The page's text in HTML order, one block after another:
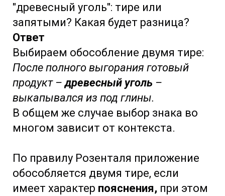
"древесный уголь": тире или
запятыми? Какая будет разница?
Ответ
Выбираем обособление двумя тире:
После полного выгорания готовый
продукт –древесный уголь –
выкапывался из под глины.
В общем же случае выбор знака во
многом зависит от контекста.
По правилу Розенталя приложение
обособляется двумя тире, если
имеет характер пояснения, при этом